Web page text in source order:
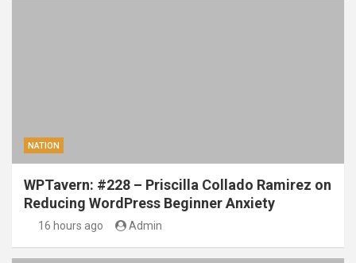
NATION
WPTavern: #228 – Priscilla Collado Ramirez on
Reducing WordPress Beginner Anxiety
16 hours ago Admin